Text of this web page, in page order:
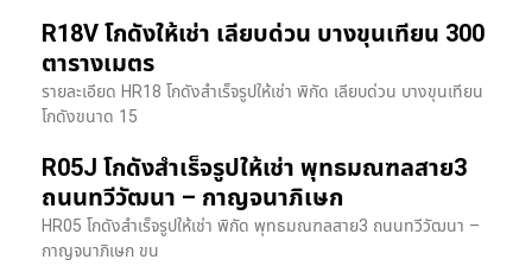
R18V โกดังให้เช่า เลียบด่วน บางขุนเทียน 300
ตารางเมตร
รายละเอียด HR18 โกดังสำเร็จรูปให้เช่า พิกัด เลียบด่วน​ บางขุนเทียน​
โกดังขนาด 15
R05J โกดังสำเร็จรูปให้เช่า พุทธมณฑลสาย3
ถนนทวีวัฒนา – กาญจนาภิเษก
HR05 โกดังสำเร็จรูปให้เช่า พิกัด พุทธมณฑลสาย3 ถนนทวีวัฒนา –
กาญจนาภิเษก ขน